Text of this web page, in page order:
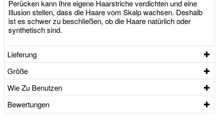
Perücken kann Ihre eigene Haarstriche verdichten und eine
Illusion stellen, dass die Haare vom Skalp wachsen. Deshalb
ist es schwer zu beschließen, ob die Haare natürlich oder
synthetisch sind.
Lieferung
Größe
Wie Zu Benutzen
Bewertungen